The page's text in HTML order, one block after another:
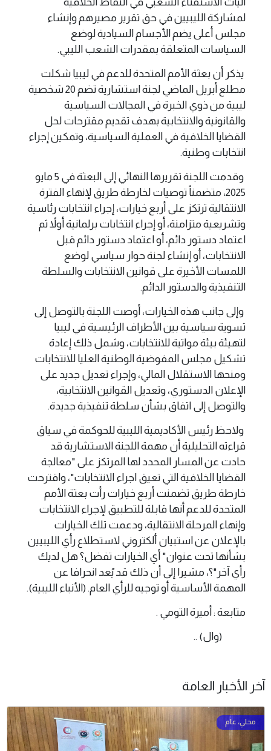
لمشاركة الليبيين في حق تقرير مصيرهم وإنشاء
مجلس أعلى يضم الأجسام السيادية لوضع
السياسات المتعلقة بمقدرات الشعب الليبي.
يذكر أن بعثة الأمم المتحدة للدعم في ليبيا شكلت
مطلع أبريل الماضي لجنة استشارية تضم 20 شخصية
ليبية من ذوي الخبرة في المجالات السياسية
والقانونية والانتخابية بهدف تقديم مقترحات لحل
القضايا الخلافية في العملية السياسية، وتمكين إجراء
انتخابات وطنية.
وقدمت اللجنة تقريرها النهائي إلى البعثة في 5 مايو
2025، متضمناً توصيات لخارطة طريق لإنهاء الفترة
الانتقالية ترتكز على أربع خيارات، إجراء انتخابات رئاسية
وتشريعية متزامنة، أو إجراء انتخابات برلمانية أولاً ثم
اعتماد دستور دائم، أو اعتماد دستور دائم قبل
الانتخابات، أو إنشاء لجنة حوار سياسي لوضع
اللمسات الأخيرة على قوانين الانتخابات والسلطة
التنفيذية والدستور الدائم.
وإلى جانب هذه الخيارات، أوصت اللجنة بالتوصل إلى
تسوية سياسية بين الأطراف الرئيسية في ليبيا
لتهيئة بيئة مواتية للانتخابات، وشمل ذلك إعادة
تشكيل مجلس المفوضية الوطنية العليا للانتخابات
ومنحها الاستقلال المالي، وإجراء تعديل جديد على
الإعلان الدستوري، وتعديل القوانين الانتخابية،
والتوصل إلى اتفاق بشأن سلطة تنفيذية جديدة.
ولاحظ رئيس الأكاديمية الليبية للحوكمة في سياق
قراءته التحليلية أن مهمة اللجنة الاستشارية قد
حادت عن المسار المحدد لها المرتكز على "معالجة
القضايا الخلافية التي تعيق اجراء الانتخابات"، واقترحت
خارطة طريق تضمنت أربع خيارات رأت بعثة الأمم
المتحدة للدعم أنها قابلة للتطبيق لإجراء الانتخابات
وإنهاء المرحلة الانتقالية، ودعمت تلك الخيارات
بالإعلان عن استبيان ألكتروني لاستطلاع رأي الليبيين
بشأنها تحت عنوان" أي الخيارات تفضل؟ هل لديك
رأي آخر"؟، مشيرا إلى أن ذلك قد يُعد انحرافا عن
المهمة الأساسية أو توجيه للرأي العام. (الأنباء الليبية).
متابعة : أميرة التومي .
(وال) ..
آخر الأخبار العامة